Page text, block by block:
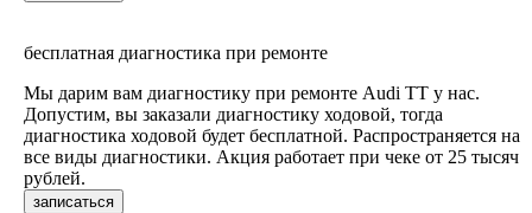
бесплатная диагностика при ремонте
Мы дарим вам диагностику при ремонте Audi TT у нас.
Допустим, вы заказали диагностику ходовой, тогда
диагностика ходовой будет бесплатной. Распространяется на
все виды диагностики. Акция работает при чеке от 25 тысяч
рублей.
записаться